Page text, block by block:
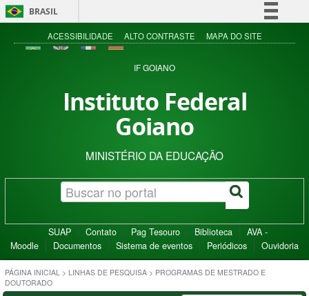
BRASIL
Simplifique!
Acesso à informação
ACESSIBILIDADE ALTO CONTRASTE MAPA DO SITE
IF GOIANO
Instituto Federal
Goiano
MINISTÉRIO DA EDUCAÇÃO
SUAP Contato Pag Tesouro Biblioteca
AVA -
Moodle
Documentos Sistema de eventos Periódicos Ouvidoria
PÁGINA INICIAL > LINHAS DE PESQUISA > PROGRAMAS DE MESTRADO E
DOUTORADO